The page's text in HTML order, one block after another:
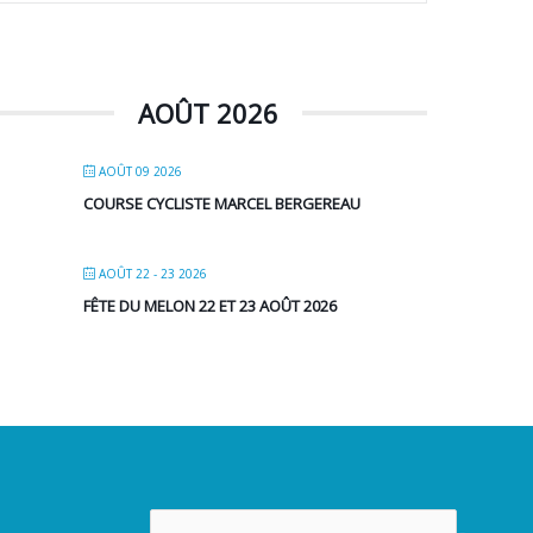
AOÛT 2026
AOÛT 09 2026
COURSE CYCLISTE MARCEL BERGEREAU
AOÛT 22 - 23 2026
FÊTE DU MELON 22 ET 23 AOÛT 2026